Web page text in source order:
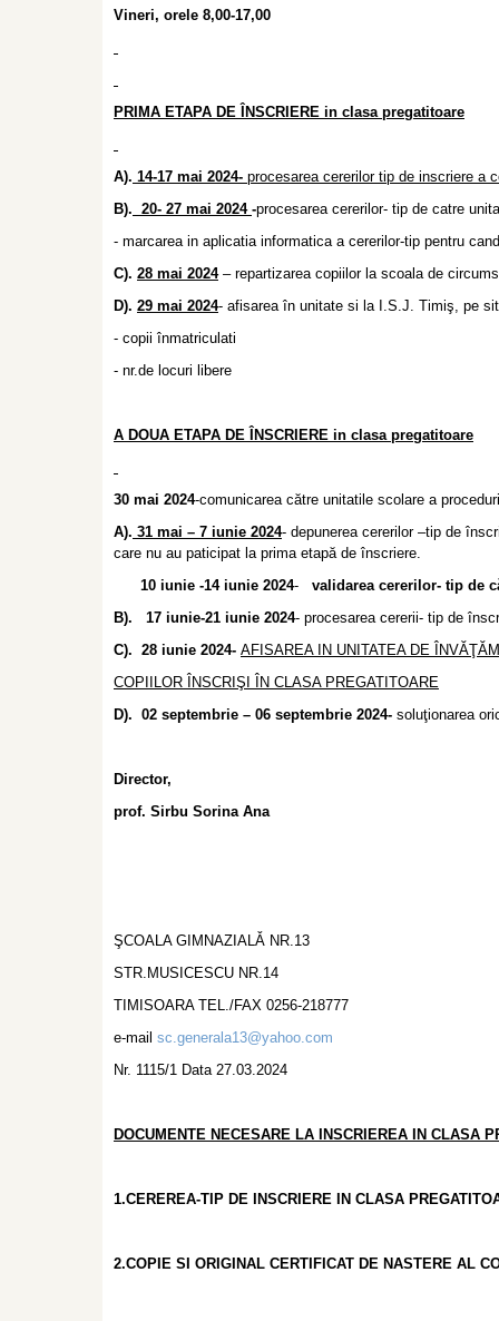
Vineri, orele 8,00-17,00
PRIMA ETAPA DE ÎNSCRIERE in clasa pregatitoare
A). 14-17 mai 2024- procesarea cererilor tip de inscriere a
B). 20- 27 mai 2024 -procesarea cererilor- tip de catre
- marcarea in aplicatia informatica a cererilor-tip pentru
C). 28 mai 2024– repartizarea copiilor la scoala de
D). 29 mai 2024- afisarea în unitate si la I.S.J. Timiş, pe
- copii înmatriculati
- nr.de locuri libere
A DOUA ETAPA DE ÎNSCRIERE in clasa pregatitoare
30 mai 2024-comunicarea către unitatile scolare a
A). 31 mai – 7 iunie 2024- depunerea cererilor –tip de
care nu au paticipat la prima etapă de înscriere.
10 iunie -14 iunie 2024- validarea cererilor- tip de
B). 17 iunie-21 iunie 2024- procesarea cererii- tip de
C). 28 iunie 2024- AFISAREA IN UNITATEA DE
COPIILOR ÎNSCRIŞI ÎN CLASA PREGATITOARE
D). 02 septembrie – 06 septembrie 2024- soluţionarea
Director,
prof. Sirbu Sorina Ana
ŞCOALA GIMNAZIALǍ NR.13
STR.MUSICESCU
TIMISOARA TEL./FAX 0256-218777
e-mail sc.generala13@yahoo.com
Nr. 1115/1 Data 27.03.2024
DOCUMENTE NECESARE LA INSCRIEREA IN CLASA
1.CEREREA-TIP DE INSCRIERE IN CLASA
2.COPIE SI ORIGINAL CERTIFICAT DE NASTERE AL